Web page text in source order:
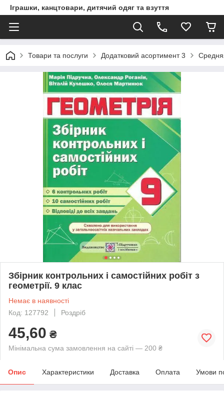
Іграшки, канцтовари, дитячий одяг та взуття
Товари та послуги Додатковий асортимент 3
Збірник контрольних і самостійних робіт з
геометрії. 9 клас
Немає в наявності
Код: 127792
Роздріб
45,60 ₴
Мінімальна сума замовлення на сайті — 200 ₴
Опис Характеристики Доставка Оплата Умови